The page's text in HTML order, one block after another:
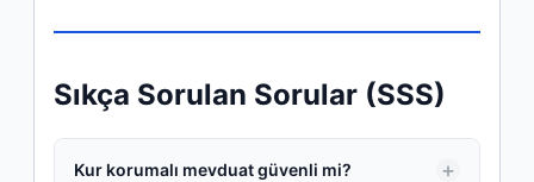
Sıkça Sorulan Sorular (SSS)
Kur korumalı mevduat güvenli mi?